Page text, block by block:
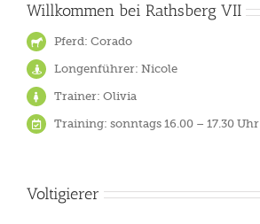
Willkommen bei Rathsberg VII
Pferd: Corado
Longenführer: Nicole
Trainer: Olivia
Training: sonntags 16.00 – 17.30 Uhr
Voltigierer